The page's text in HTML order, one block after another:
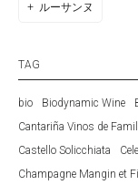
ルーサンヌ
TAG
bio Biodynamic Wine
Cantariña Vinos de
Castello Solicchiata
Champagne Mangin et